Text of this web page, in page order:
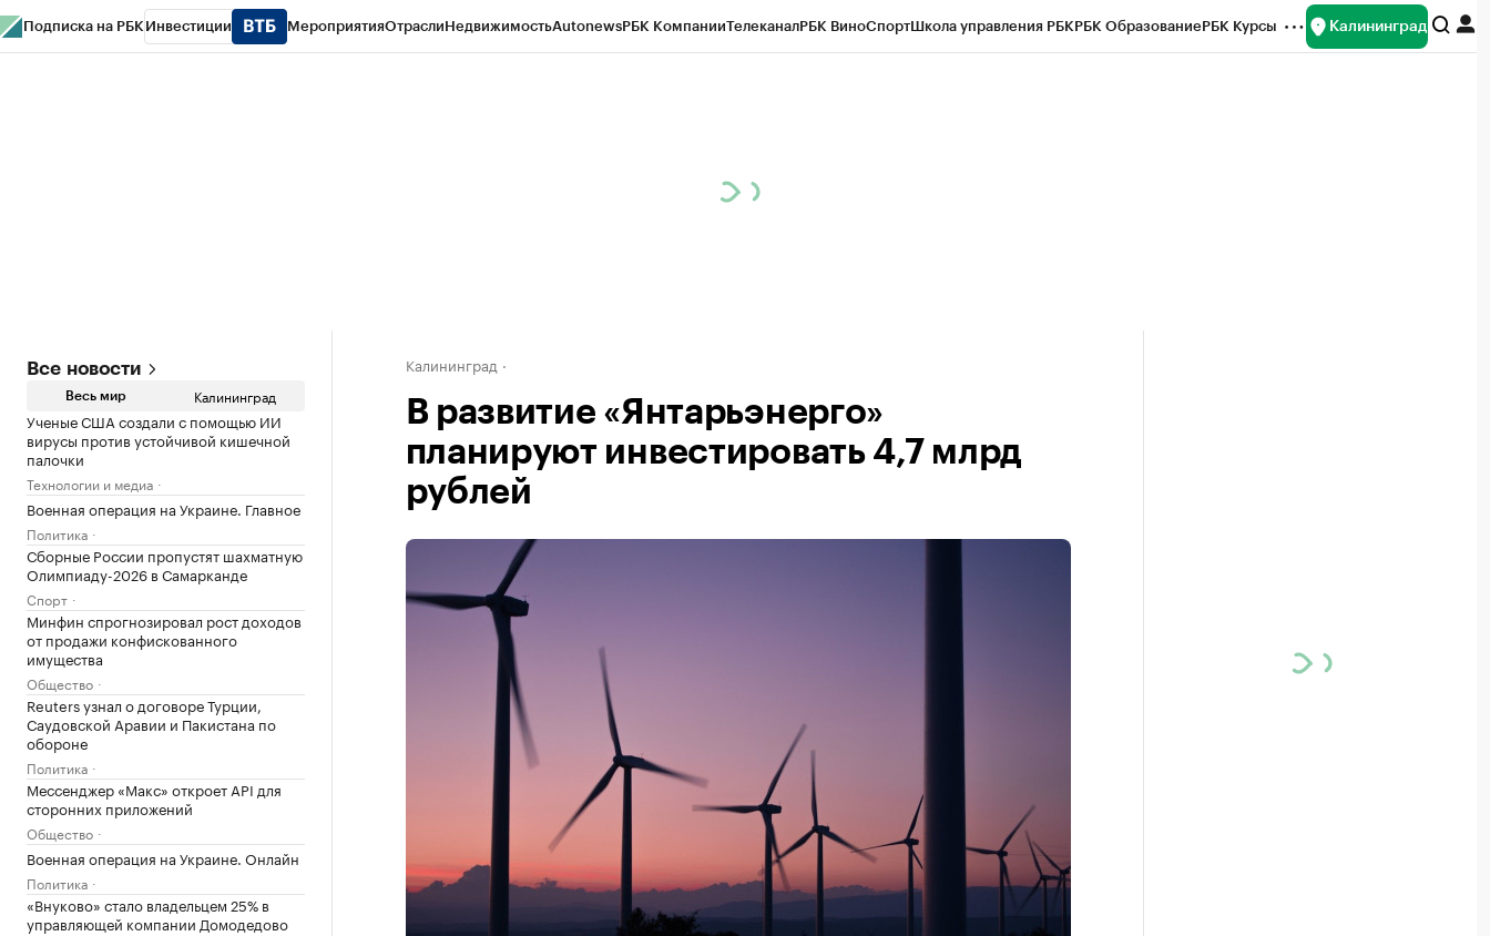
Подписка на РБК Инвестиции МероприятияОтраслиНедвижимостьAutonewsРБК КомпанииТелеканалРБК ВиноСпортШкола управления РБКРБК ОбразованиеРБК Курсы Калининград
Все новости
Весь мир Калининград
Ученые США создали с помощью ИИ
вирусы против устойчивой кишечной
палочки
Технологии и медиа
Военная операция на Украине. Главное
Политика
Сборные России пропустят шахматную
Олимпиаду-2026 в Самарканде
Спорт
Минфин спрогнозировал рост доходов
от продажи конфискованного
имущества
Общество
Reuters узнал о договоре Турции,
Саудовской Аравии и Пакистана по
обороне
Политика
Мессенджер «Макс» откроет API для
сторонних приложений
Общество
Военная операция на Украине. Онлайн
Политика
«Внуково» стало владельцем 25% в
управляющей компании Домодедово
Калининград
В развитие «Янтарьэнерго»
планируют инвестировать 4,7 млрд
рублей